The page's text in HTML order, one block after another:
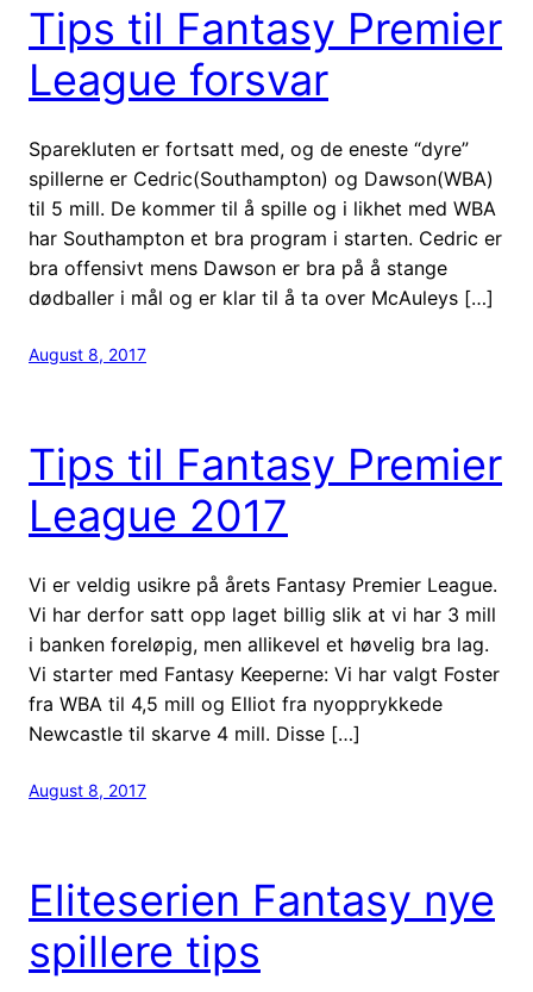
Tips til Fantasy Premier
League forsvar
Sparekluten er fortsatt med, og de eneste “dyre”
spillerne er Cedric(Southampton) og Dawson(WBA)
til 5 mill. De kommer til å spille og i likhet med WBA
har Southampton et bra program i starten. Cedric er
bra offensivt mens Dawson er bra på å stange
dødballer i mål og er klar til å ta over McAuleys […]
August 8, 2017
Tips til Fantasy Premier
League 2017
Vi er veldig usikre på årets Fantasy Premier League.
Vi har derfor satt opp laget billig slik at vi har 3 mill
i banken foreløpig, men allikevel et høvelig bra lag.
Vi starter med Fantasy Keeperne: Vi har valgt Foster
fra WBA til 4,5 mill og Elliot fra nyopprykkede
Newcastle til skarve 4 mill. Disse […]
August 8, 2017
Eliteserien Fantasy nye
spillere tips